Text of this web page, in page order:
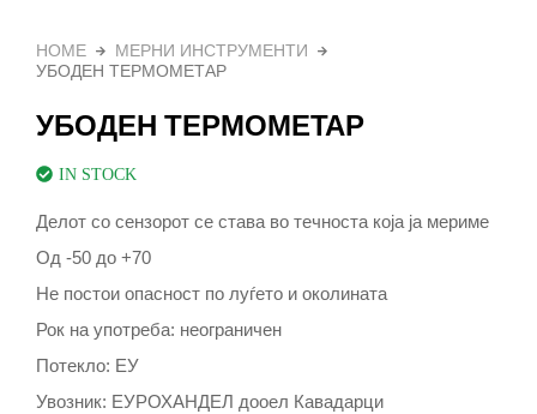
HOME
МЕРНИ ИНСТРУМЕНТИ
УБОДЕН ТЕРМОМЕТАР
УБОДЕН ТЕРМОМЕТАР
IN STOCK
Делот со сензорот се става во течноста која ја мериме
Од -50 до +70
Не постои опасност по луѓето и околината
Рок на употреба: неограничен
Потекло: ЕУ
Увозник: EУРОХАНДЕЛ дооел Кавадарци